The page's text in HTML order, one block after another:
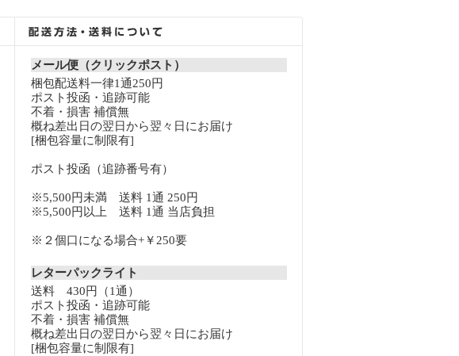
メール便（クリックポスト）
梱包配送料一律1通250円
ポスト投函・追跡可能
不着・損害 補償無
概ね差出日の翌日から翌々日にお届け
[梱包容量に制限有]
ポスト投函（追跡番号有）
※5,500円未満 送料 1通 250円
※5,500円以上 送料 1通 当店負担
※２個口になる場合+￥250要
レターパックライト
送料 430円（1通）
ポスト投函・追跡可能
不着・損害 補償無
概ね差出日の翌日から翌々日にお届け
[梱包容量に制限有]